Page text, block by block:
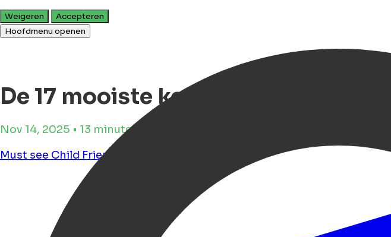
Weigeren
Accepteren
Hoofdmenu openen
De 17 mooiste kerstmarkten van
Nov 14, 2025 • 13 minuten leestijd
Must see Child Friendly